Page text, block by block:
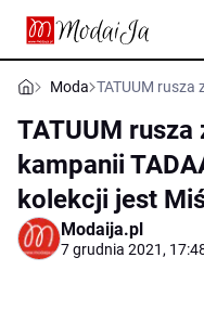
Moda TATUUM rusza
TATUUM rusza
kampanii
kolekcji jest
Modaija.pl
7 grudnia 2021,